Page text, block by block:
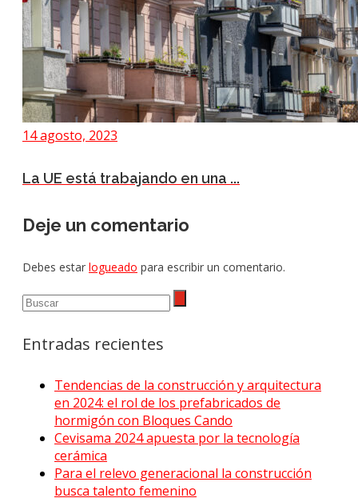
14 agosto, 2023
La UE está trabajando en una ...
Deje un comentario
Debes estar logueado para escribir un comentario.
Entradas recientes
Tendencias de la construcción y arquitectura
en 2024: el rol de los prefabricados de
hormigón con Bloques Cando
Cevisama 2024 apuesta por la tecnología
cerámica
Para el relevo generacional la construcción
busca talento femenino